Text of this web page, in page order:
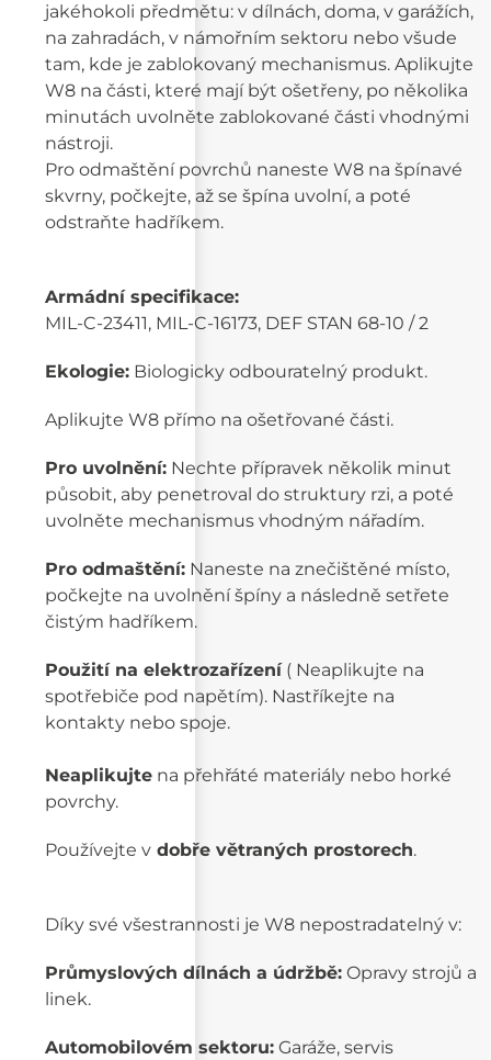
jakéhokoli předmětu: v dílnách, doma, v garážích,
na zahradách, v námořním sektoru nebo všude
tam, kde je zablokovaný mechanismus. Aplikujte
W8 na části, které mají být ošetřeny, po několika
minutách uvolněte zablokované části vhodnými
nástroji.
Pro odmaštění povrchů naneste W8 na špínavé
skvrny, počkejte, až se špína uvolní, a poté
odstraňte hadříkem.
Armádní specifikace:
MIL-C-23411, MIL-C-16173, DEF STAN 68-10 / 2
Ekologie: Biologicky odbouratelný produkt.
Aplikujte W8 přímo na ošetřované části.
Pro uvolnění: Nechte přípravek několik minut
působit, aby penetroval do struktury rzi, a poté
uvolněte mechanismus vhodným nářadím.
Pro odmaštění: Naneste na znečištěné místo,
počkejte na uvolnění špíny a následně setřete
čistým hadříkem.
Použití na elektrozařízení( Neaplikujte na
spotřebiče pod napětím). Nastříkejte na
kontakty nebo spoje.
Neaplikujte na přehřáté materiály nebo horké
povrchy.
Používejte v dobře větraných prostorech.
Díky své všestrannosti je W8 nepostradatelný v:
Průmyslových dílnách a údržbě: Opravy strojů a
linek.
Automobilovém sektoru: Garáže, servis